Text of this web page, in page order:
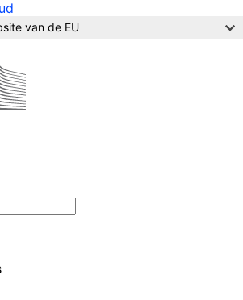
van de EU